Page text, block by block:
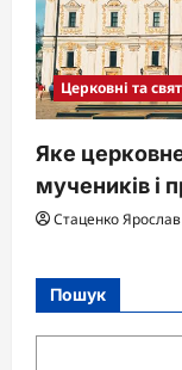
Церковні та
Яке
мучеників і
Стаценко Ярослав
Пошук